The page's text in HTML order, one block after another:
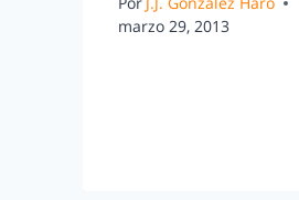
marzo 29, 2013